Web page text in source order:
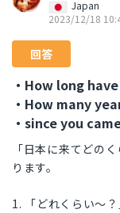
Japan
2023/12/18
回答
・How long
・How many
・since you
「日本に来てどの
ります。
1. 「どれくらい～